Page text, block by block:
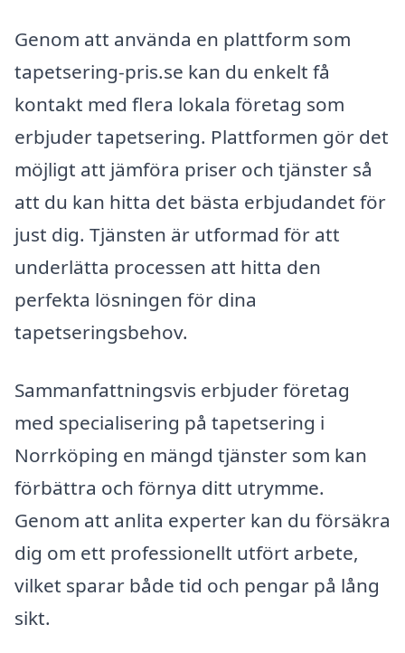
Genom att använda en plattform som
tapetsering-pris.se kan du enkelt få
kontakt med flera lokala företag som
erbjuder tapetsering. Plattformen gör det
möjligt att jämföra priser och tjänster så
att du kan hitta det bästa erbjudandet för
just dig. Tjänsten är utformad för att
underlätta processen att hitta den
perfekta lösningen för dina
tapetseringsbehov.
Sammanfattningsvis erbjuder företag
med specialisering på tapetsering i
Norrköping en mängd tjänster som kan
förbättra och förnya ditt utrymme.
Genom att anlita experter kan du försäkra
dig om ett professionellt utfört arbete,
vilket sparar både tid och pengar på lång
sikt.